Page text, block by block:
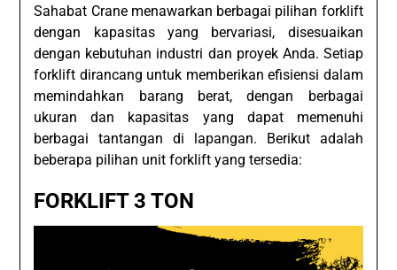
Sahabat Crane menawarkan berbagai pilihan forklift
dengan kapasitas yang bervariasi, disesuaikan
dengan kebutuhan industri dan proyek Anda. Setiap
forklift dirancang untuk memberikan efisiensi dalam
memindahkan barang berat, dengan berbagai
ukuran dan kapasitas yang dapat memenuhi
berbagai tantangan di lapangan. Berikut adalah
beberapa pilihan unit forklift yang tersedia:
FORKLIFT 3 TON